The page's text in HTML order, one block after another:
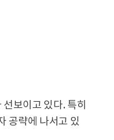
보이고 있다. 특히
공략에 나서고 있